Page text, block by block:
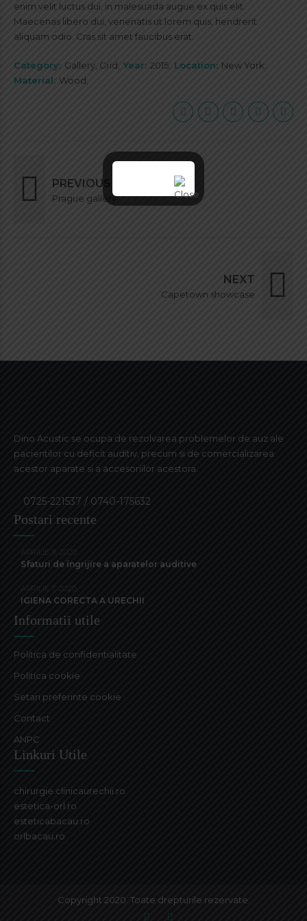
enim velit luctus dui, in malesuada augue ex quis elit.
Maecenas libero dui, venenatis ut lorem quis, hendrerit
aliquam odio. Cras sit amet faucibus erat.
Category Gallery, Grid Year 2015 Location
New York
Material Wood
PREVIOUS
Prague gallery
NEXT
Capetown showcase
Dino Acustic se ocupa de rezolvarea problemelor de auz ale
pacientilor cu deficit auditiv, precum si de comercializarea
acestor aparate si a accesoriilor acestora.
0725-221537 / 0740-175632
Postari recente
APRILIE 9, 2020
Sfaturi de îngrijire a aparatelor auditive
APRILIE 7, 2020
IGIENA CORECTA A URECHII
Informatii utile
Politica de confidentialitate
Politica cookie
Setari preferinte cookie
Contact
ANPC
Linkuri Utile
chirurgie.clinicaurechii.ro
estetica-orl.ro
esteticabacau.ro
orlbacau.ro
Copyright 2020. Toate drepturile rezervate.